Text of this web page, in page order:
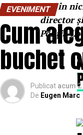
Dar în
director
Poliția
EVENIMENT
Cum
buchet
Publicat acum
De Eugen Marc